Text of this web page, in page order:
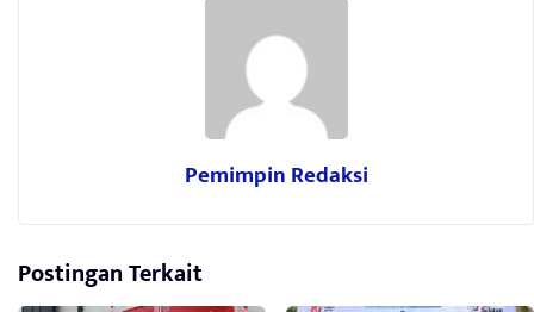
Pemimpin Redaksi
Postingan Terkait